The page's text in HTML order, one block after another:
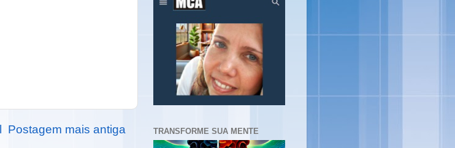
Postagem mais antiga TRANSFORME SUA MENTE